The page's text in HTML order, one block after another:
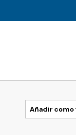
Añadir como